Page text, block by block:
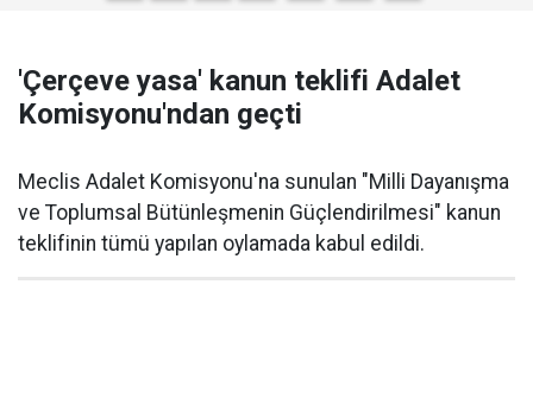
'Çerçeve yasa' kanun teklifi Adalet
Komisyonu'ndan geçti
Meclis Adalet Komisyonu'na sunulan "Milli Dayanışma
ve Toplumsal Bütünleşmenin Güçlendirilmesi" kanun
teklifinin tümü yapılan oylamada kabul edildi.